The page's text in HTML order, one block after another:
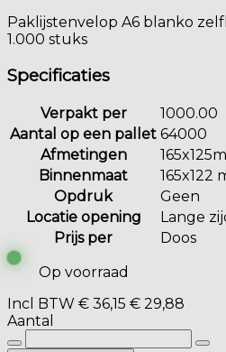
Paklijstenvelop A6 blanko
1.000 stuks
Specificaties
Verpakt per
1000.00
Aantal op een pallet 64000
Afmetingen
Binnenmaat
165x122
Opdruk
Geen
Locatie opening
Lange
Prijs per
Doos
Op voorraad
Incl BTW € 36,15 € 29,88
Aantal